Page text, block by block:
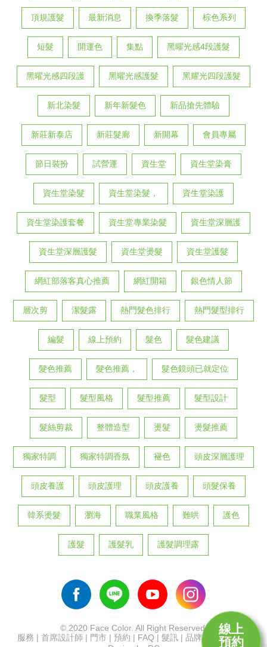
線上
預約
頂規護髮 最新消息 換季落髮 棕色系列
短髮 開運色 集點 黑曜光感4段護髮
黑曜光感四段護 黑曜光感護髮 黑耀光四段護髮
新北染髮 新年新髮色 新品搶先體驗
新莊新泰店 新莊髮廊 新開幕 會員專屬
節日裝扮 試營運 資生堂 資生堂染膏
資生堂染髮 資生堂染髮， 資生堂染護
資生堂染護套餐 資生堂專業染髮 資生堂深層護
資生堂深層護髮 資生堂燙髮 資生堂護髮
網紅部落客真心推薦 網紅開箱 銀色情人節
層次剪 潔髮露 熱門髮色排行 熱門髮型排行
編髮 線上預約 髮色 髮色建議
髮色推薦 髮色推薦， 髮色鏡頭已就定位
髮型 髮型風格 髮型推薦 髮型設計
髮絲剪裁 整體造型 燙髮 燙髮推薦
獨家特調 獨家特調香氛 褪色 頭皮深層護理
頭皮養護 頭皮護理 頭皮護養 頭髮保養
韓系燙髮 瀏海 職業風格 難哄 護色
護髮 護髮乳 護髮調理露
© 2020 Face Color. All Right Reserved.
服務 | 首席設計師 | 門市 | 預約 | FAQ | 髮訊 | 品牌| 招募|首頁